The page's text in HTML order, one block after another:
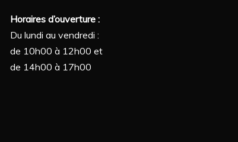
Horaires d’ouverture :
Du lundi au vendredi :
de 10h00 à 12h00 et
de 14h00 à 17h00